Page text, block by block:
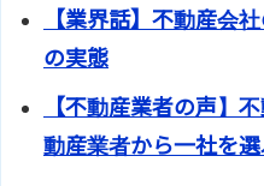
【業界話】不動産会
の実態
【不動産業者の声】
動産業者から一社を選